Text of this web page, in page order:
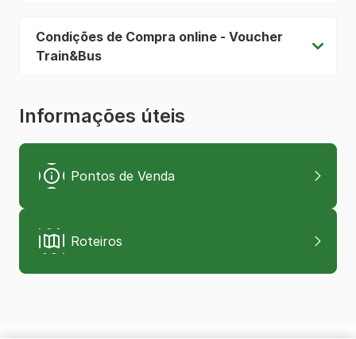
Condições de Compra online - Voucher
Train&Bus
Informações úteis
Pontos de Venda
Roteiros